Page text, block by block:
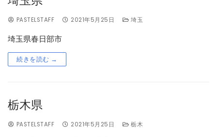
PASTELSTAFF 2021年5月25日 埼玉
埼玉県春日部市
続きを読む →
栃木県
PASTELSTAFF 2021年5月25日 栃木